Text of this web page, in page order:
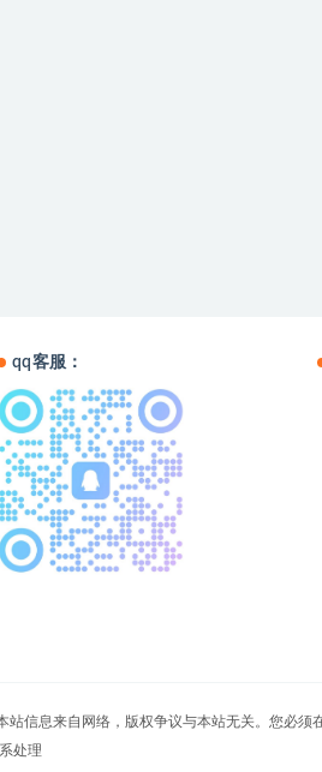
qq客服：
信息来自网络，版权争议与本站无关。您必须
处理